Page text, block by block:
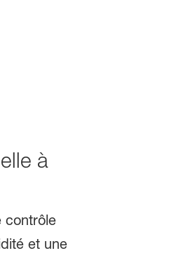
à
contrôle
et une